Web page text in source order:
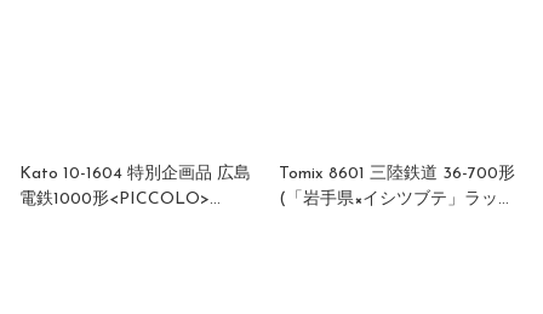
Kato 10-1604 特別企画品 広島
電鉄1000形<PICCOLO>
Tomix 8601 三陸鉄道 36-700形
(「岩手県×イシツブテ」ラッピ